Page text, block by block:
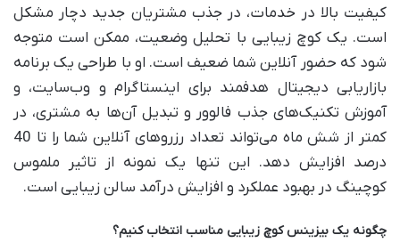
کیفیت بالا در خدمات، در جذب مشتریان جدید دچار مشکل
است. یک کوچ زیبایی با تحلیل وضعیت، ممکن است متوجه
شود که حضور آنلاین شما ضعیف است. او با طراحی یک برنامه
بازاریابی دیجیتال هدفمند برای اینستاگرام و وب‌سایت، و
آموزش تکنیک‌های جذب فالوور و تبدیل آن‌ها به مشتری، در
کمتر از شش ماه می‌تواند تعداد رزروهای آنلاین شما را تا 40
درصد افزایش دهد. این تنها یک نمونه از تاثیر ملموس
کوچینگ در بهبود عملکرد و افزایش درآمد سالن زیبایی است.
چگونه یک بیزینس کوچ زیبایی مناسب انتخاب کنیم؟